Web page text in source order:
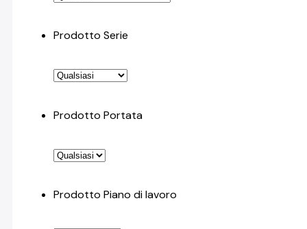
Prodotto Serie
Prodotto Portata
Prodotto Piano di lavoro